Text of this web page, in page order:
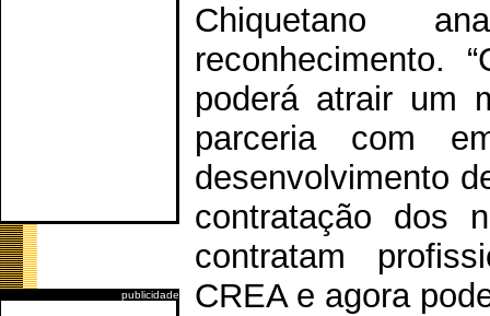
publicidade
Chiquetano
reconhecimento.
poderá atrair um
parceria com
desenvolvimento
contratação dos
contratam
CREA e agora